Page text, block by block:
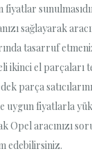
sağlayarak
tasarruf
ikinci el parçaları
parça
uygun fiyatlarla
Opel aracınızı
edebilirsiniz.